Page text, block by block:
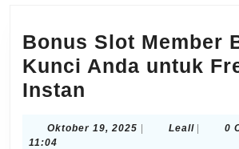
Bonus Slot Member
Kunci Anda untuk
Instan
Member
Oktober 19, 2025 Oktober
| LeallLeall
| 0
11:04